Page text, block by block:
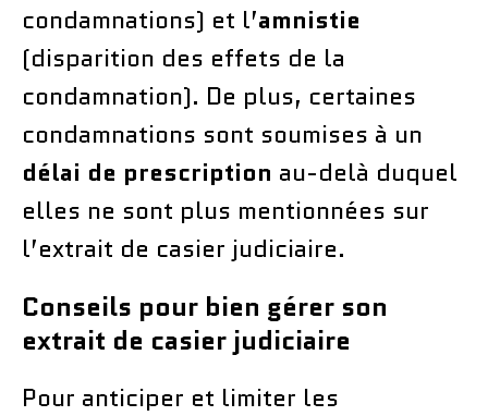
condamnations) et l’amnistie
(disparition des effets de la
condamnation). De plus, certaines
condamnations sont soumises à un
délai de prescription au-delà duquel
elles ne sont plus mentionnées sur
l’extrait de casier judiciaire.
Conseils pour bien gérer son
extrait de casier judiciaire
Pour anticiper et limiter les